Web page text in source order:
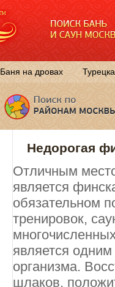
Баня на дровах
Недорогая
Отличным
является
обязательном
тренировок,
является
организма.
шлаков,